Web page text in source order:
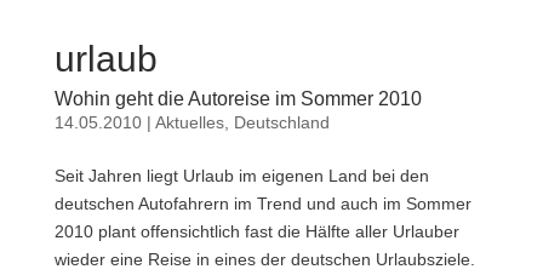
urlaub
Wohin geht die Autoreise im Sommer 2010
14.05.2010| Aktuelles, Deutschland
Seit Jahren liegt Urlaub im eigenen Land bei den
deutschen Autofahrern im Trend und auch im Sommer
2010 plant offensichtlich fast die Hälfte aller Urlauber
wieder eine Reise in eines der deutschen Urlaubsziele.